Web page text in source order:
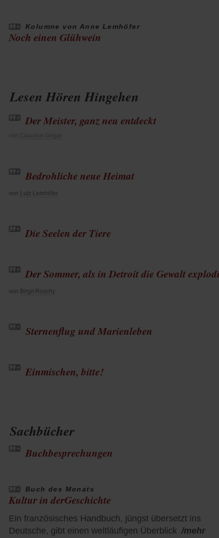
Kolumne von Anne Lemhöfer
Noch einen Glühwein
Lesen Hören Hingehen
Der Meister, ganz neu entdeckt
von Claudius Grigat
Bedrohliche neue Heimat
von Lutz Lemhöfer
Die Seelen der Tiere
Der Sommer, als in Detroit die Gewalt
von Birgit Roschy
Sternenflug und Marienleben
Einmischen, bitte!
Sachbücher
Buchbesprechungen
Buch des Monats
Kultur in derGeschichte
Ein französisches Handbuch, jüngst übersetzt ins
Deutsche, gibt einen weltläufigen Überblick /mehr